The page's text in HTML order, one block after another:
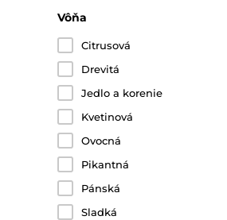
Vôňa
Citrusová
Drevitá
Jedlo a korenie
Kvetinová
Ovocná
Pikantná
Pánská
Sladká